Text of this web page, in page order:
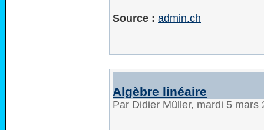
Source : admin.ch
Algèbre linéaire
Par Didier Müller, mardi 5